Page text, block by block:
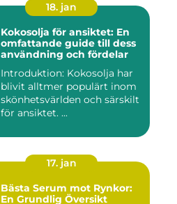
18. jan
Kokosolja för ansiktet: En
omfattande guide till dess
användning och fördelar
Introduktion: Kokosolja har
blivit alltmer populärt inom
skönhetsvärlden och särskilt
för ansiktet. ...
17. jan
Bästa Serum mot Rynkor:
En Grundlig Översikt